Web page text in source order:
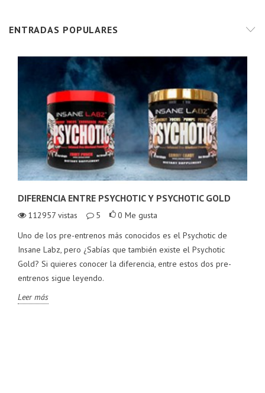
ENTRADAS POPULARES
DIFERENCIA ENTRE PSYCHOTIC Y PSYCHOTIC GOLD
112957 vistas 5 0 Me gusta
Uno de los pre-entrenos más conocidos es el Psychotic de
Insane Labz, pero ¿Sabías que también existe el Psychotic
Gold? Si quieres conocer la diferencia, entre estos dos pre-
entrenos sigue leyendo.
Leer más